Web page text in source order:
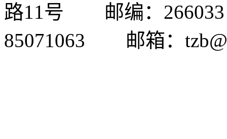
路11号 邮编：
85071063 邮箱：